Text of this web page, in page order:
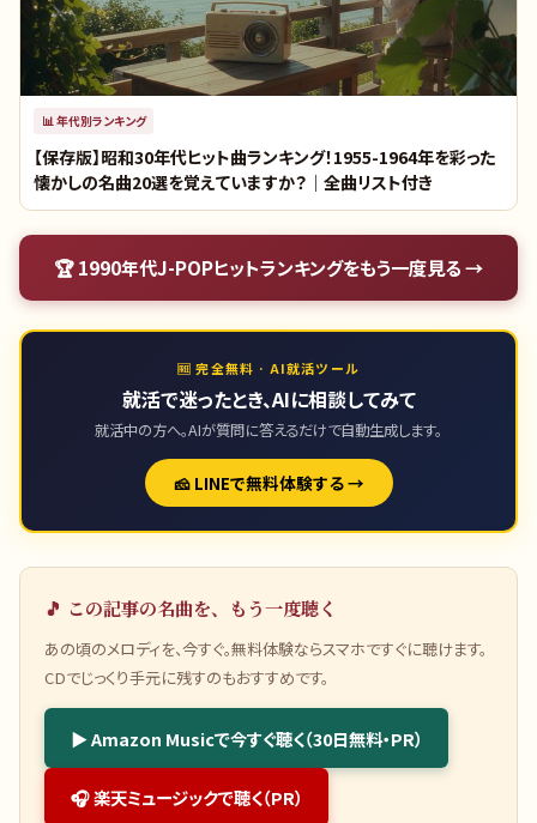
📊 年代別ランキング
【保存版】昭和30年代ヒット曲ランキング！1955-1964年を彩った
懐かしの名曲20選を覚えていますか？｜全曲リスト付き
🏆1990年代J-POPヒットランキングをもう一度見る →
🆓 完全無料 · AI就活ツール
就活で迷ったとき、AIに相談してみて
就活中の方へ。AIが質問に答えるだけで自動生成します。
🧀 LINEで無料体験する →
🎵 この記事の名曲を、もう一度聴く
あの頃のメロディを、今すぐ。無料体験ならスマホですぐに聴けます。
CDでじっくり手元に残すのもおすすめです。
▶ Amazon Musicで今すぐ聴く（30日無料・PR）
🎧 楽天ミュージックで聴く（PR）